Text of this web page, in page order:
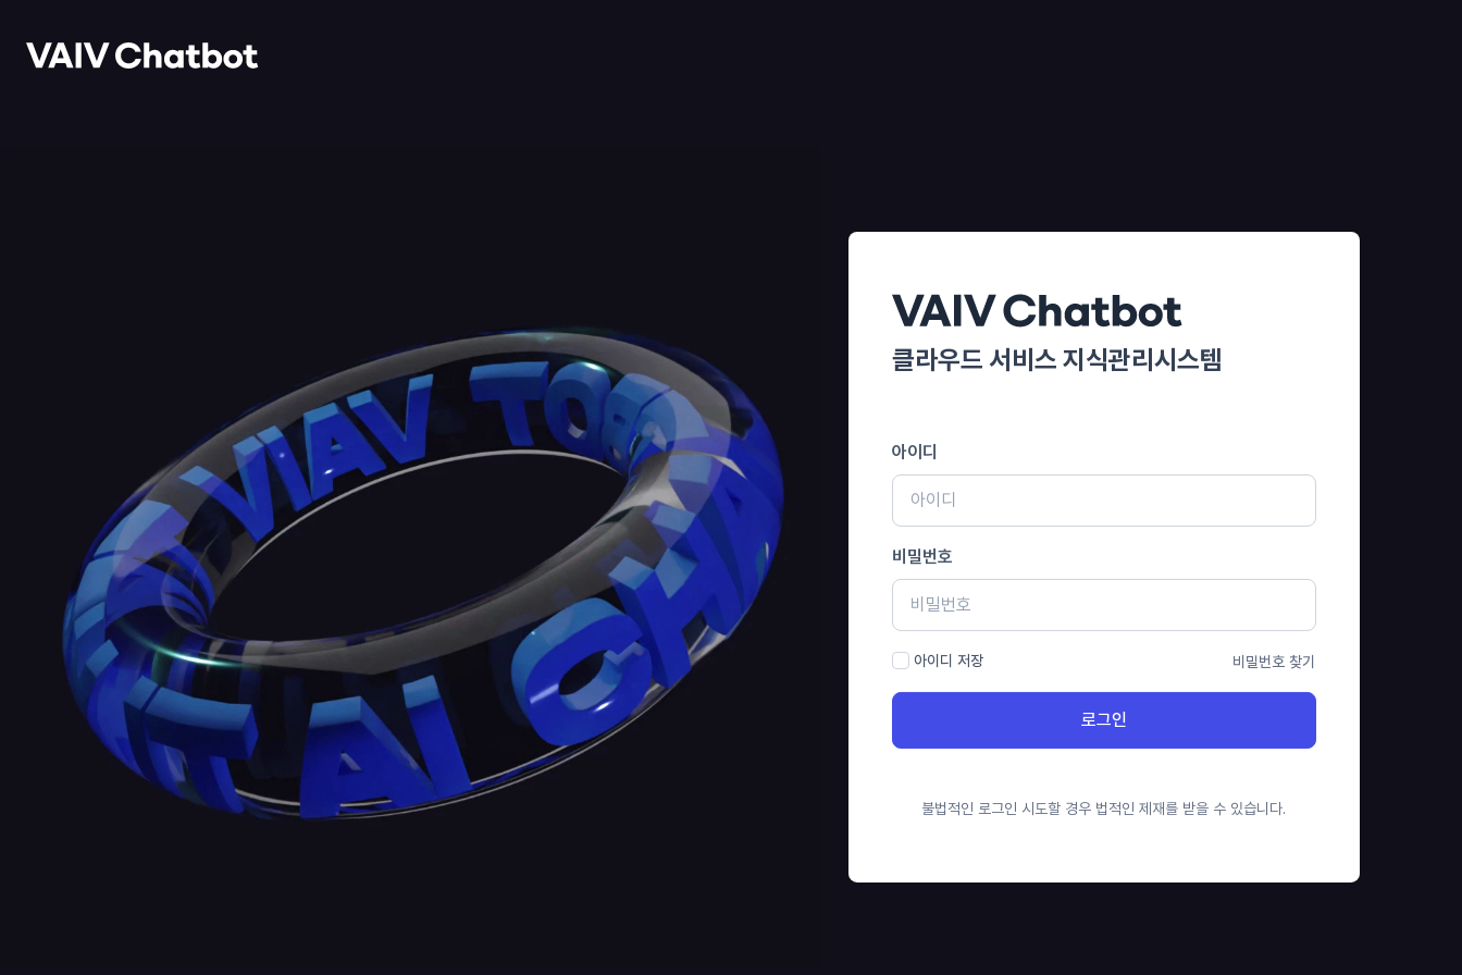
클라우드 서비스 지식관리시스템
아이디
비밀번호
아이디 저장 비밀번호 찾기
로그인
불법적인 로그인 시도할 경우 법적인 제재를 받을 수 있습니다.